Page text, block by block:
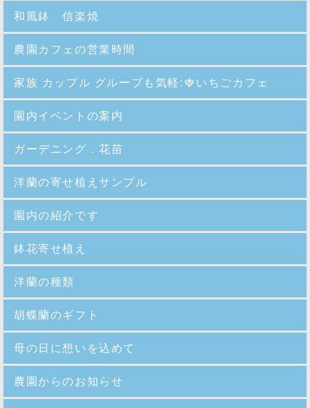
和風鉢 信楽焼
農園カフェの営業時間
家族 カップル グループも気軽:🍓いちごカフェ
園内イベントの案内
ガーデニング．花苗
洋蘭の寄せ植えサンプル
園内の紹介 です
鉢花寄せ植え
洋蘭の種類
胡蝶蘭のギフト
母の日に想いを込めて
農園からのお知らせ